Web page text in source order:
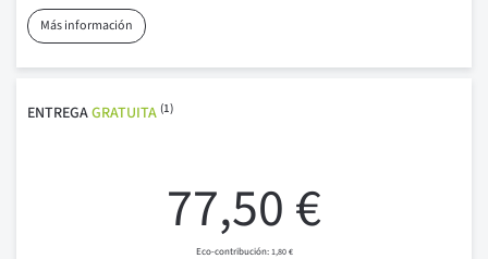
Más información
ENTREGAGRATUITA (1)
77,50 €
1,80 €